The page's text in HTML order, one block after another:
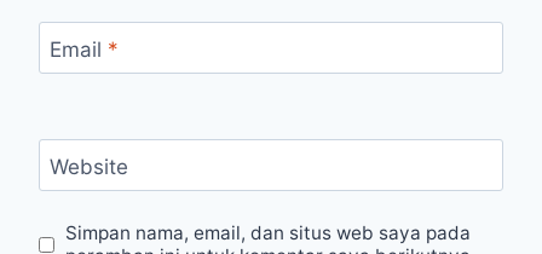
Email *
Website
Simpan nama, email, dan situs web saya pada